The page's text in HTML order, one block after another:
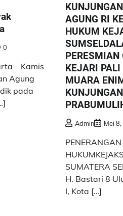
0
– Kamis
Agung
pada
AGUNG RI
HUKUM
PERESMIAN
KEJARI
MUARA
Admin Mei
PENERANGAN
SUMATERA
H. Bastari 8
I, Kota […]